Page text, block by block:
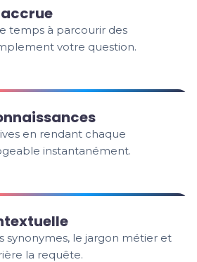
temps à parcourir des
votre question.
en rendant chaque
instantanément.
synonymes, le jargon métier et
la requête.